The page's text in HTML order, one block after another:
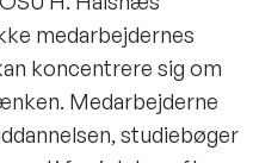
medarbejdernes
koncentrere sig om
Medarbejderne
studiebøger